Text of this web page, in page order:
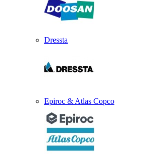
Dressta
Epiroc & Atlas Copco